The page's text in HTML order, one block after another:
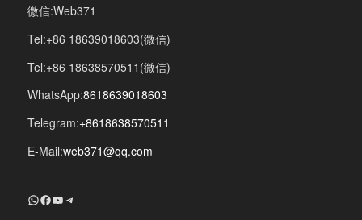
微信:Web371
Tel:+86 18639018603(微信)
Tel:+86 18638570511(微信)
WhatsApp:8618639018603
Telegram:+8618638570511
E-Mail:web371@qq.com
+8618639018603
Facebook
YouTube
Telegram